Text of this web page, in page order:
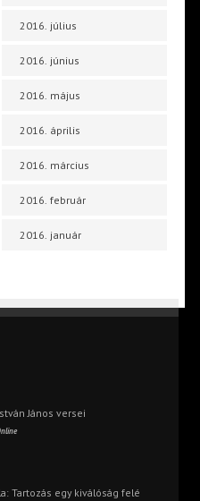
2016. július
2016. június
2016. május
2016. április
2016. március
2016. február
2016. január
János versei
Tartozás egy kiválóság felé